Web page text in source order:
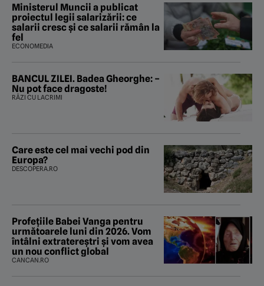
Ministerul Muncii a publicat
proiectul legii salarizării: ce
salarii cresc și ce salarii rămân la
fel
ECONOMEDIA
BANCUL ZILEI. Badea Gheorghe: –
Nu pot face dragoste!
RÂZI CU LACRIMI
Care este cel mai vechi pod din
Europa?
DESCOPERA.RO
Profețiile Babei Vanga pentru
următoarele luni din 2026. Vom
întâlni extratereștri și vom avea
un nou conflict global
CANCAN.RO